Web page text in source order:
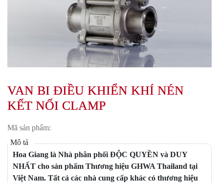
VAN BI ĐIỀU KHIỂN KHÍ NÉN
KẾT NỐI CLAMP
Mã sản phẩm:
Hoa Giang là Nhà phân phối ĐỘC QUYỀN và DUY
NHẤT cho sản phẩm Thương hiệu GHWA Thailand tại
Việt Nam. Tất cả các nhà cung cấp khác có thương hiệu